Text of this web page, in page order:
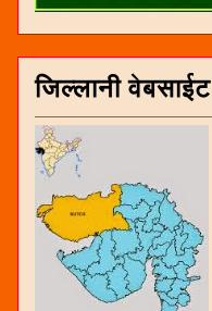
जिल्लानी वेबसाईट